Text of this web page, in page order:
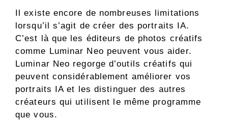
Il existe encore de nombreuses limitations
lorsqu’il s’agit de créer des portraits IA.
C’est là que les éditeurs de photos créatifs
comme Luminar Neo peuvent vous aider.
Luminar Neo regorge d’outils créatifs qui
peuvent considérablement améliorer vos
portraits IA et les distinguer des autres
créateurs qui utilisent le même programme
que vous.